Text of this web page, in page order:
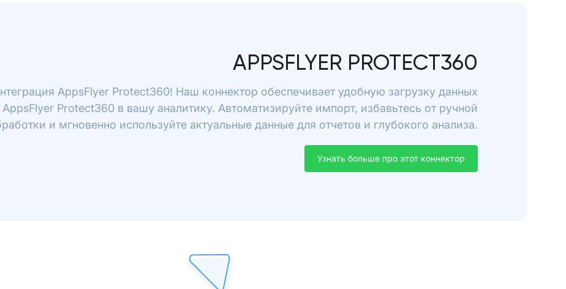
APPSFLYER PROTECT360
AppsFlyer Protect360! Наш коннектор обеспечивает удобную загрузку данных
AppsFlyer Protect360 в вашу аналитику. Автоматизируйте импорт, избавьтесь от ручной
и мгновенно используйте актуальные данные для отчетов и глубокого анализа.
Узнать больше про этот коннектор